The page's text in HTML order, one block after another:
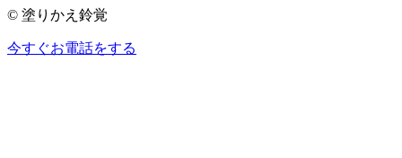
© 塗りかえ鈴覚
今すぐお電話をする